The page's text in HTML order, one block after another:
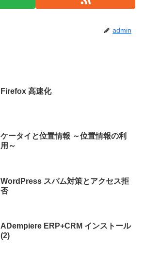
admin
Firefox 高速化
ケータイと位置情報 ～位置情報の利
用～
WordPress スパム対策とアクセス拒
否
ADempiere ERP+CRM インストール
(2)